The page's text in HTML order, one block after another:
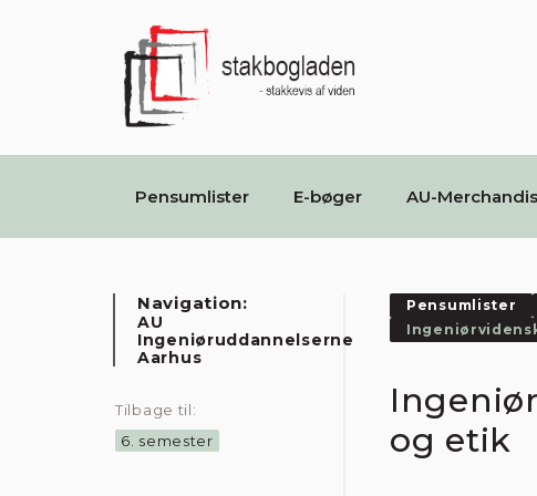
Pensumlister E-bøger AU-
Navigation:
AU
Ingeniøruddannelserne
Aarhus
Tilbage til:
6. semester
Pensumlister
og etik